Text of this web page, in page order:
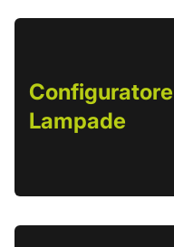
Configuratore
Lampade